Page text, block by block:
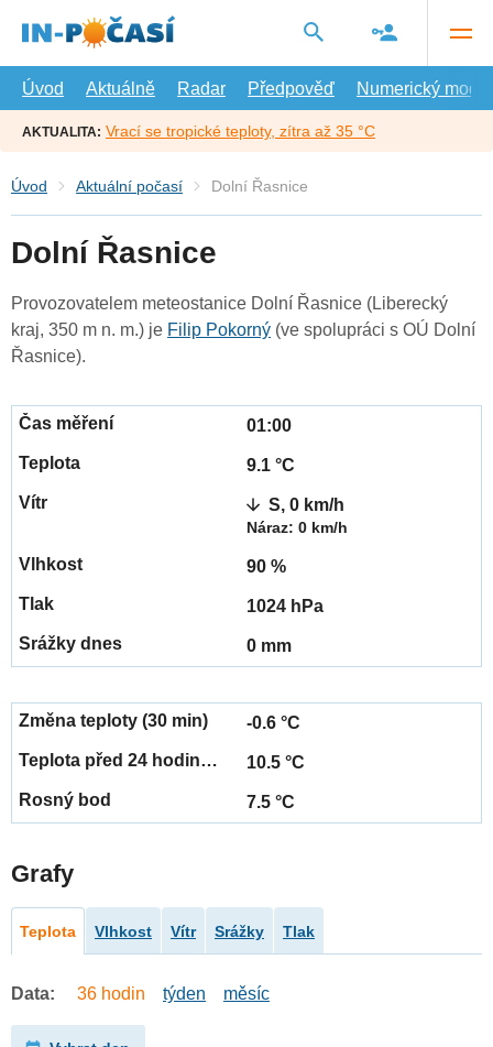
hlavní
Úvod
Aktuálně Radar Předpověď Numerický model
AKTUALITA: Vrací se tropické teploty, zítra až 35 °C
Úvod Aktuální počasí Dolní Řasnice
Dolní Řasnice
Provozovatelem meteostanice Dolní Řasnice (Liberecký
kraj, 350 m n. m.) je Filip Pokorný (ve spolupráci s OÚ Dolní
Řasnice).
01:00
9.1 °C
S, 0 km/h
Náraz: 0 km/h
90 %
1024 hPa
0 mm
-0.6 °C
10.5 °C
7.5 °C
Grafy
Teplota Vlhkost Vítr Srážky Tlak
Data: 36 hodin týden měsíc